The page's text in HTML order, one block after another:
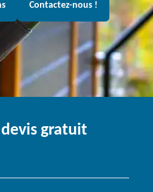
Contactez-nous !
gratuit